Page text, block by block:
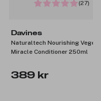
(27)
Davines
Naturaltech Nourishing
Miracle Conditioner 250ml
389 kr